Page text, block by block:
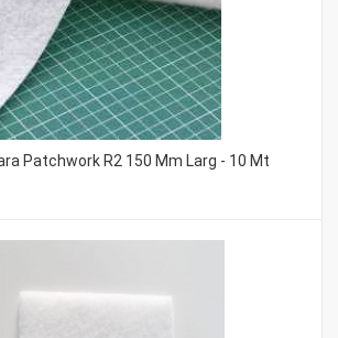
Patchwork R2 150 Mm Larg - 10 Mt